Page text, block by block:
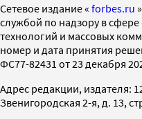
Cетевое издание « forbes.ru
службой по надзору в
технологий и массовых
номер и дата принятия
ФС77-82431 от 23 декабря
Адрес редакции, издателя:
Звенигородская 2-я, д. 13,